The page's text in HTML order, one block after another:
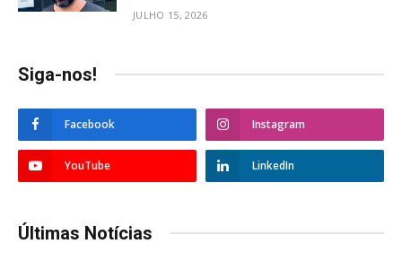
JULHO 15, 2026
Siga-nos!
Facebook Instagram
YouTube LinkedIn
Últimas Notícias